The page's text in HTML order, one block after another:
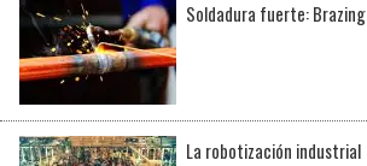
Soldadura fuerte: Brazing
La robotización industrial